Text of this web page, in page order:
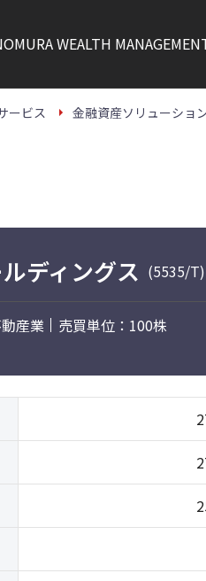
WEALTH
ービス 金融資産ソリューショ
ディングス (5535/T)
産業 売買単位：100株